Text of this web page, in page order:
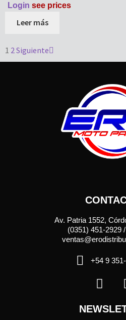
Login see prices
Leer más
1 2Siguiente
Av. Patria 1552,
(0351) 451-2929
+54 9